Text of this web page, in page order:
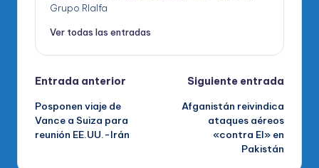
Grupo RIalfa
Ver todas las entradas
Navegación
de
entradas
Entrada anterior
Posponen viaje de
Vance a Suiza para
reunión EE.UU.-Irán
Siguiente entrada
Afganistán reivindica
ataques aéreos
«contra EI» en
Pakistán